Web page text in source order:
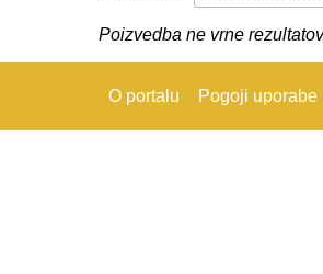
Poizvedba ne vrne
O portalu Pogoji uporabe